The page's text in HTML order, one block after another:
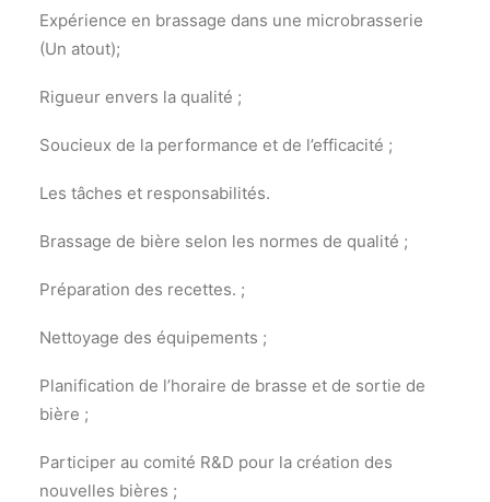
Expérience en brassage dans une microbrasserie
(Un atout);
Rigueur envers la qualité ;
Soucieux de la performance et de l’efficacité ;
Les tâches et responsabilités.
Brassage de bière selon les normes de qualité ;
Préparation des recettes. ;
Nettoyage des équipements ;
Planification de l’horaire de brasse et de sortie de
bière ;
Participer au comité R&D pour la création des
nouvelles bières ;